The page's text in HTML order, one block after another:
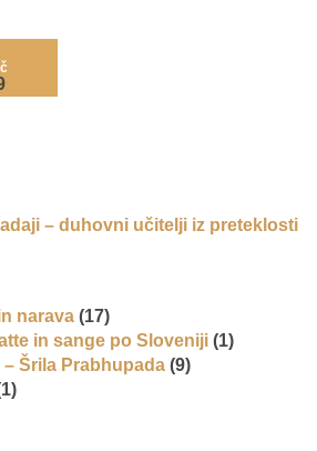
– duhovni učitelji iz preteklosti
narava (17)
in sange po Sloveniji (1)
Šrila Prabhupada (9)